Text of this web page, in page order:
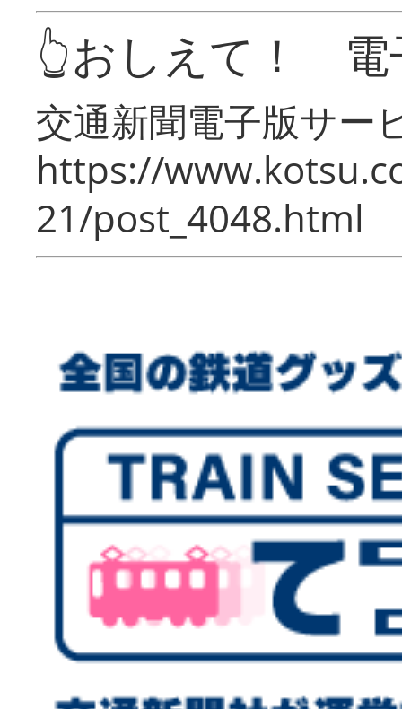
👆おしえて！ 電
交通新聞電子版サー
https://
21/post_4048.html